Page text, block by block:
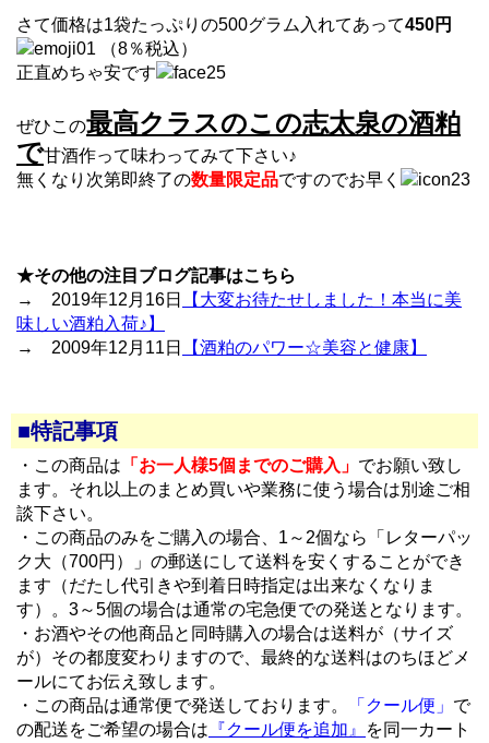
さて価格は1袋たっぷりの500グラム入れてあって450円
（8％税込）
正直めちゃ安です
ぜひこの最高クラスのこの志太泉の酒粕
で甘酒作って味わってみて下さい♪
無くなり次第即終了の数量限定品ですのでお早く
★その他の注目ブログ記事はこちら
→ 2019年12月16日
【大変お待たせしました！本当に美
味しい酒粕入荷♪】
→ 2009年12月11日
【酒粕のパワー☆美容と健康】
■特記事項
・この商品は 「お一人様5個までのご購入」 でお願い致し
ます。それ以上のまとめ買いや業務に使う場合は別途ご相
談下さい。
・この商品のみをご購入の場合、1～2個なら「レターパッ
ク大（700円）」の郵送にして送料を安くすることができ
ます（だたし代引きや到着日時指定は出来なくなりま
す）。3～5個の場合は通常の宅急便での発送となります。
・お酒やその他商品と同時購入の場合は送料が（サイズ
が）その都度変わりますので、最終的な送料はのちほどメ
ールにてお伝え致します。
・この商品は通常便で発送しております。
「クール便」 で
の配送をご希望の場合は 『クール便を追加』
を同一カート